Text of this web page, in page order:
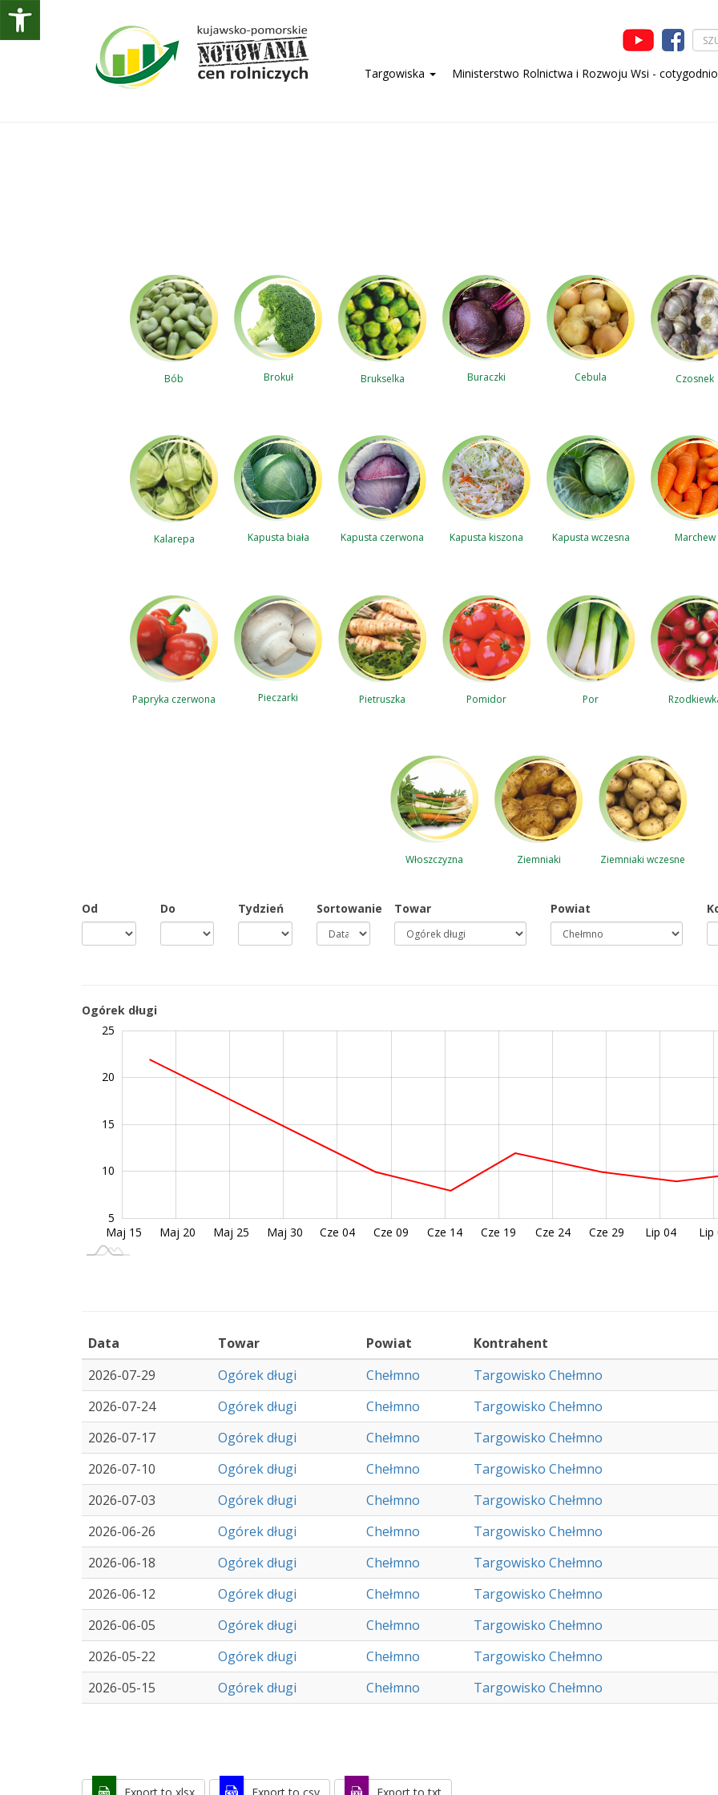
Targowiska Ministerstwo Rolnictwa i Rozwoju Wsi -
Bób Brokuł Brukselka Buraczki Cebula Czosnek
Kalarepa Kapusta biała Kapusta czerwona Kapusta kiszona Kapusta wczesna Marchew
Papryka czerwona Pieczarki Pietruszka Pomidor Por
Włoszczyzna Ziemniaki Ziemniaki wczesne
Od Do Tydzień Sortowanie Towar Powiat
Ogórek długi
10
5
10
15
20
25
L
Maj 15 Maj 20 Maj 25 Maj 30 Cze 04 Cze 09 Cze 14 Cze 19 Cze 24 Cze 29 Lip 04 Lip
Sie 08
Data Towar Powiat Kontrahent
2026-07-29
Ogórek długi Chełmno Targowisko Chełmno
2026-07-24
Ogórek długi Chełmno Targowisko Chełmno
2026-07-17
Ogórek długi Chełmno Targowisko Chełmno
2026-07-10
Ogórek długi Chełmno Targowisko Chełmno
2026-07-03
Ogórek długi Chełmno Targowisko Chełmno
2026-06-26
Ogórek długi Chełmno Targowisko Chełmno
2026-06-18
Ogórek długi Chełmno Targowisko Chełmno
2026-06-12
Ogórek długi Chełmno Targowisko Chełmno
2026-06-05
Ogórek długi Chełmno Targowisko Chełmno
2026-05-22
Ogórek długi Chełmno Targowisko Chełmno
2026-05-15
Ogórek długi Chełmno Targowisko Chełmno